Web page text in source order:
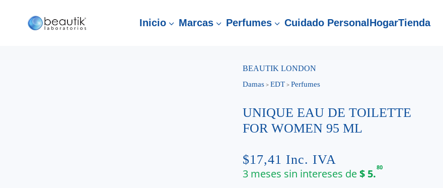
Inicio 3 Marcas 3 Perfumes 3 Cuidado Personal HogarTienda
BEAUTIK LONDON
Damas > EDT > Perfumes
UNIQUE EAU DE TOILETTE
FOR WOMEN 95 ML
$17,41 Inc. IVA
3 meses sin intereses de$ 5.80